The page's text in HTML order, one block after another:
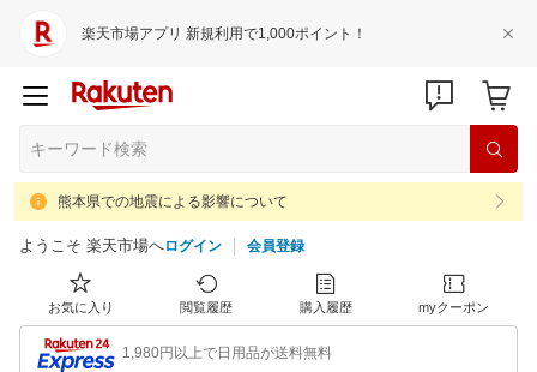
楽天市場アプリ 新規利用で1,000ポイント！
熊本県での地震による影響について
ようこそ 楽天市場へログイン 会員登録
お気に入り 閲覧履歴 購入履歴 myクーポン
1,980円以上で日用品が送料無料